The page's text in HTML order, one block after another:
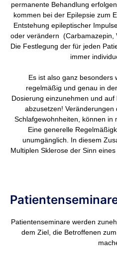
permanente Behandlung
kommen bei der Epilepsie zum
Entstehung epileptischer
oder verändern (Carbamazepin,
Die Festlegung der für jeden
immer
Es ist also ganz besonders
regelmäßig und genau in
Dosierung einzunehmen und
abzusetzen!
Schlafgewohnheiten, können in
Eine generelle
unumgänglich. In diesem
Multiplen Sklerose der Sinn eines
Patientenseminare werden
dem Ziel, die Betroffenen